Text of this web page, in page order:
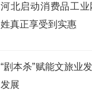
河北启动消费品工
姓真正享受到实惠
“剧本杀”赋能文旅业
发展